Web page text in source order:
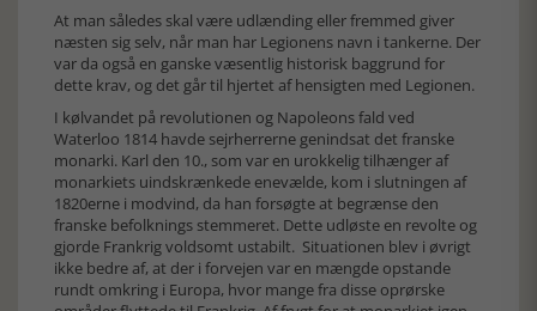
At man således skal være udlænding eller fremmed giver
næsten sig selv, når man har Legionens navn i tankerne. Der
var da også en ganske væsentlig historisk baggrund for
dette krav, og det går til hjertet af hensigten med Legionen.
I kølvandet på revolutionen og Napoleons fald ved
Waterloo 1814 havde sejrherrerne genindsat det franske
monarki. Karl den 10., som var en urokkelig tilhænger af
monarkiets uindskrænkede enevælde, kom i slutningen af
1820erne i modvind, da han forsøgte at begrænse den
franske befolknings stemmeret. Dette udløste en revolte og
gjorde Frankrig voldsomt ustabilt. Situationen blev i øvrigt
ikke bedre af, at der i forvejen var en mængde opstande
rundt omkring i Europa, hvor mange fra disse oprørske